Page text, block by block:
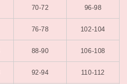
70-72 96-98
76-78 102-104
88-90 106-108
92-94 110-112